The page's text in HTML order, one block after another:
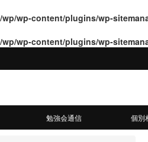
wp-content/plugins/wp-
wp-content/plugins/wp-
勉強会通信 個別